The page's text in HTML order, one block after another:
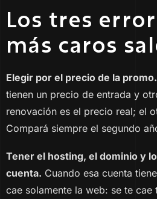
Los tres
más caros
Elegir por el precio de la promo.
tienen un precio de entrada y
renovación es el precio real; el
Compará siempre el segundo
Tener el hosting, el dominio y
cuenta. Cuando esa cuenta
cae solamente la web: se te cae